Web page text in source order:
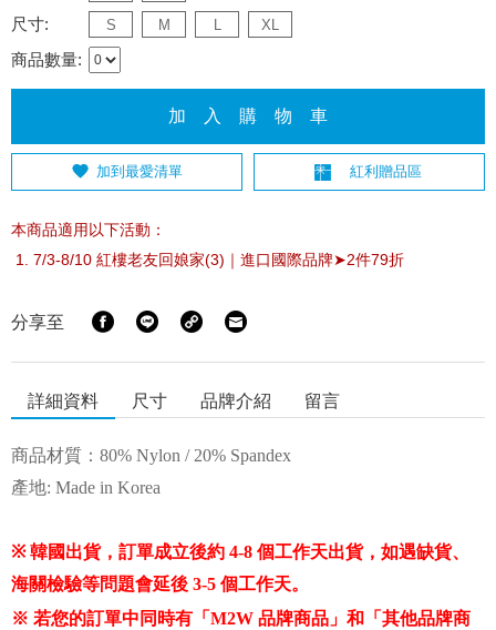
尺寸: S M L XL
商品數量:
加 入 購 物 車
加到最愛清單 紅利贈品區
本商品適用以下活動：
7/3-8/10 紅樓老友回娘家(3)｜進口國際品牌➤2件79折
分享至
詳細資料 尺寸 品牌介紹 留言
商品材質：80% Nylon / 20% Spandex
產地: Made in Korea
※ 韓國出貨，訂單成立後約 4-8 個工作天出貨，如遇缺貨、
海關檢驗等問題會延後 3-5 個工作天。
※ 若您的訂單中同時有「M2W 品牌商品」和「其他品牌商